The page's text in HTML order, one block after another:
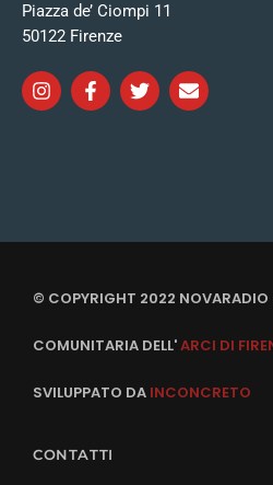
Piazza de’ Ciompi 11
50122 Firenze
© COPYRIGHT 2022 NOVARADIO
COMUNITARIA DELL'ARCI DI
SVILUPPATO DA INCONCRETO
CONTATTI